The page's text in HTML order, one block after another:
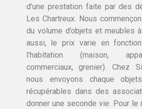
d’une prestation faite par des
Les Chartreux. Nous
du volume d’objets et meubles
aussi, le prix varie en
l’habitation (maison,
commerciaux, grenier). Chez
nous envoyons chaque
récupérables dans des
donner une seconde vie. Pour le